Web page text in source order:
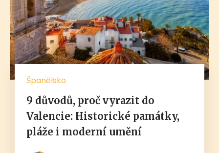
Španělsko
9 důvodů, proč vyrazit do
Valencie: Historické památky,
pláže i moderní umění